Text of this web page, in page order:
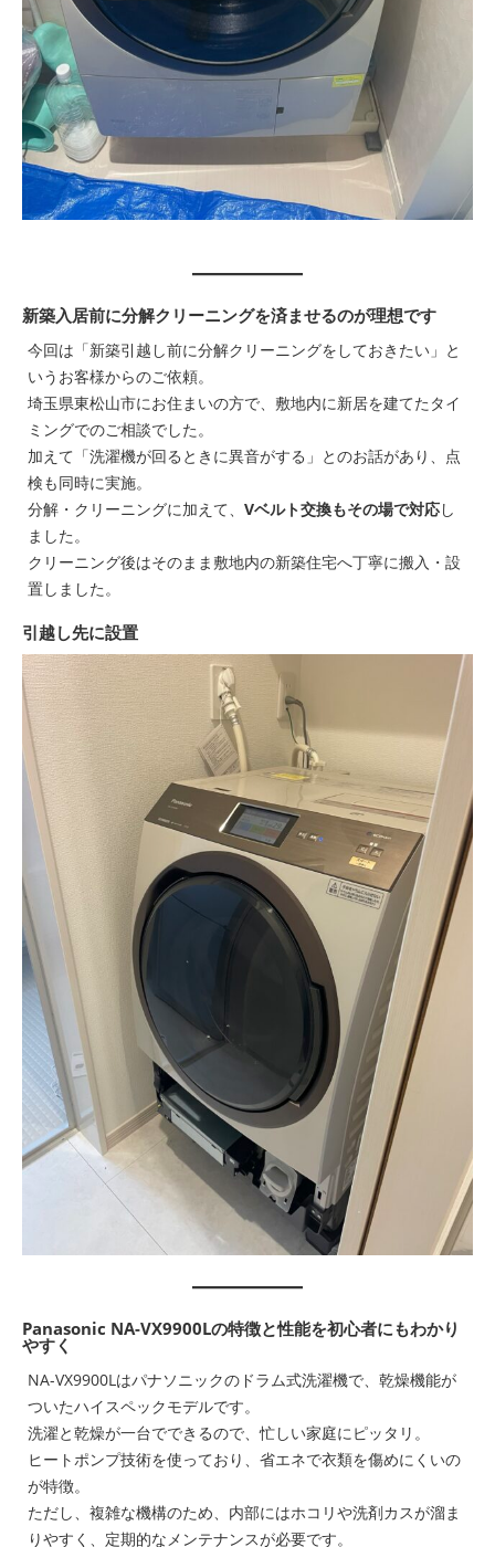
新築入居前に分解クリーニングを済ませるのが理想です
今回は「新築引越し前に分解クリーニングをしておきたい」と
いうお客様からのご依頼。
埼玉県東松山市にお住まいの方で、敷地内に新居を建てたタイ
ミングでのご相談でした。
加えて「洗濯機が回るときに異音がする」とのお話があり、点
検も同時に実施。
分解・クリーニングに加えて、 Vベルト交換もその場で対応し
ました。
クリーニング後はそのまま敷地内の新築住宅へ丁寧に搬入・設
置しました。
引越し先に設置
Panasonic NA-VX9900Lの特徴と性能を初心者にもわかり
やすく
NA-VX9900Lはパナソニックのドラム式洗濯機で、乾燥機能が
ついたハイスペックモデルです。
洗濯と乾燥が一台でできるので、忙しい家庭にピッタリ。
ヒートポンプ技術を使っており、省エネで衣類を傷めにくいの
が特徴。
ただし、複雑な機構のため、内部にはホコリや洗剤カスが溜ま
りやすく、定期的なメンテナンスが必要です。